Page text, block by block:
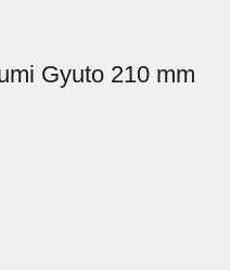
Gyuto 210 mm